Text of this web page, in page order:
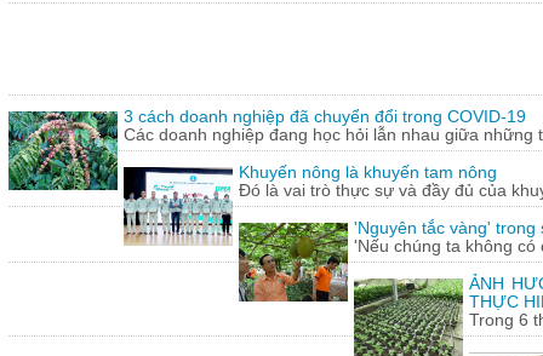
3 cách doanh nghiệp đã chuyển đổi trong COVID-19
Các doanh nghiệp đang học hỏi lẫn nhau giữa những
Khuyến nông là khuyến tam nông
Đó là vai trò thực sự và đầy đủ của
'Nguyên tắc vàng' trong
'Nếu chúng ta không
ẢNH
THỰC
Trong 6